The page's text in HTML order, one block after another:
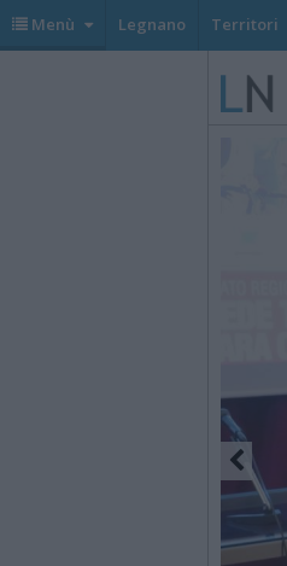
Menù Legnano Territori